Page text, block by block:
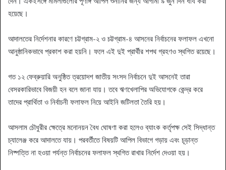
হয়েছে।
আদালতের নির্দেশনার কারণে চট্টগ্রাম-২ ও চট্টগ্রাম-৪ আসনের নির্বাচনের ফলাফল এখনো
আনুষ্ঠানিকভাবে প্রকাশ করা হয়নি। ফলে এই দুই প্রার্থীর শপথ গ্রহণও স্থগিত রয়েছে।
গত ১২ ফেব্রুয়ারি অনুষ্ঠিত ত্রয়োদশ জাতীয় সংসদ নির্বাচনে দুই আসনেই তারা
বেসরকারিভাবে বিজয়ী হন বলে জানা যায়। তবে ঋণখেলাপির অভিযোগকে কেন্দ্র করে
তাদের প্রার্থিতা ও নির্বাচনী ফলাফল নিয়ে আইনি জটিলতা তৈরি হয়।
আসলাম চৌধুরীর ক্ষেত্রে মনোনয়ন বৈধ ঘোষণা করা হলেও ব্যাংক কর্তৃপক্ষ সেই সিদ্ধান্ত
চ্যালেঞ্জ করে আদালতে যায়। পরবর্তীতে বিষয়টি আপিল বিভাগে গড়ায় এবং চূড়ান্ত
নিষ্পত্তি না হওয়া পর্যন্ত নির্বাচনের ফলাফল স্থগিত রাখার নির্দেশ দেওয়া হয়।